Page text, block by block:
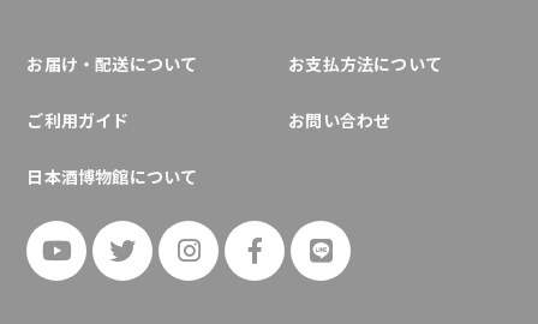
お届け・配送について お支払方法について
ご利用ガイド お問い合わせ
日本酒博物館について